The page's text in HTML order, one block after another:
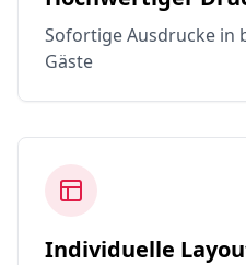
Sofortige Ausdrucke in
Gäste
Individuelle